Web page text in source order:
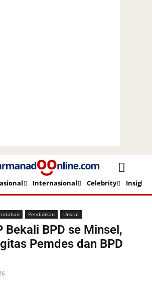
Internasional Celebrity Insight
Pendidikan Unsrat
Bekali BPD se Minsel,
Pemdes dan BPD